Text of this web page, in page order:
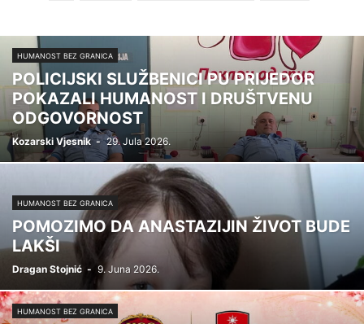
ŽIVOT
HUMANOST BEZ GRANICA
POLICIJSKI SLUŽBENICI PU PRIJEDOR
POKAZALI HUMANOST I DRUŠTVENU
ODGOVORNOST
Kozarski Vjesnik - 29. Jula 2026.
HUMANOST BEZ GRANICA
POMOZIMO DA ANASTAZIJIN ŽIVOT BUDE
LAKŠI
Dragan Stojnić - 9. Juna 2026.
HUMANOST BEZ GRANICA